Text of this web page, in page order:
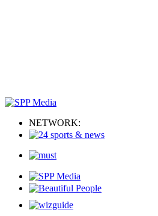
NETWORK: